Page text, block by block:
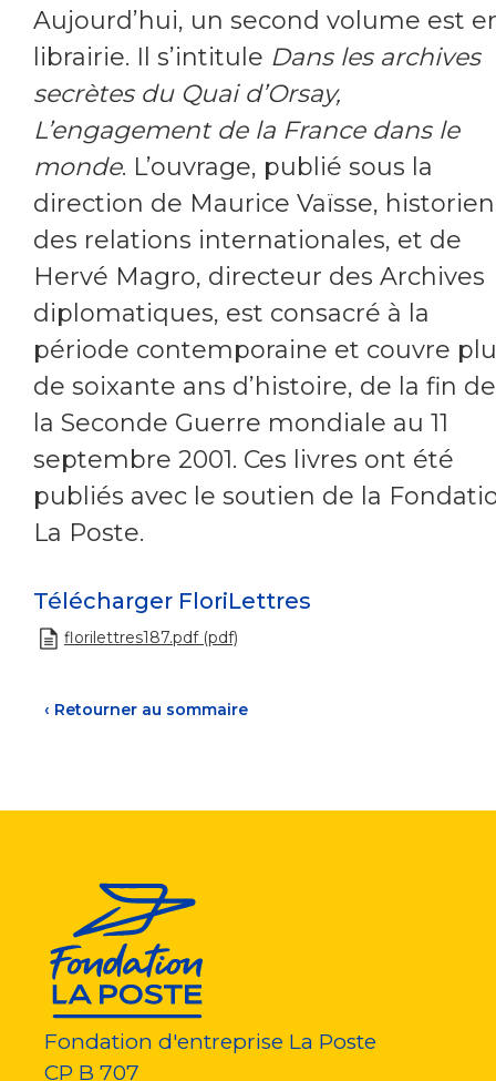
Aujourd’hui, un second volume est
librairie. Il s’intitule Dans les archives
secrètes du Quai d’Orsay,
L’engagement de la France dans le
monde. L’ouvrage, publié sous la
direction de Maurice Vaïsse, historien
des relations internationales, et de
Hervé Magro, directeur des Archives
diplomatiques, est consacré à la
période contemporaine et couvre
de soixante ans d’histoire, de la fin de
la Seconde Guerre mondiale au 11
septembre 2001. Ces livres ont été
publiés avec le soutien de la
La Poste.
Télécharger FloriLettres
florilettres187.pdf (pdf)
‹ Retourner au sommaire
Fondation d'entreprise La Poste
CP B 707